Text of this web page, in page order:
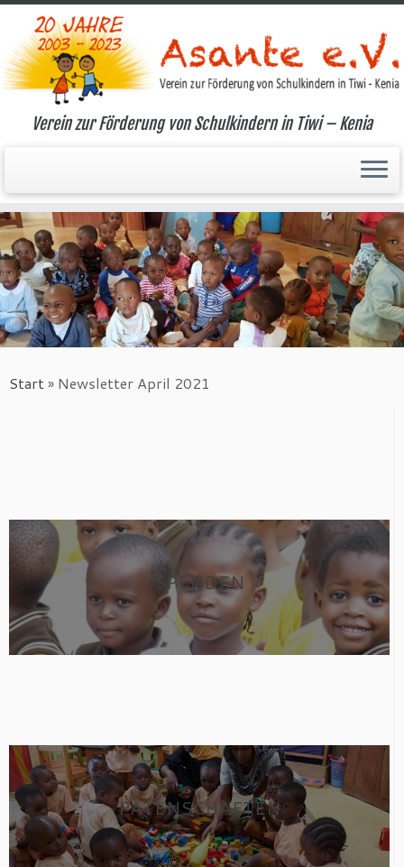
Zum
Inhalt
springen
Verein zur Förderung von Schulkindern in Tiwi – Kenia
Start» Newsletter April 2021
SPENDEN
PATENSCHAFTEN